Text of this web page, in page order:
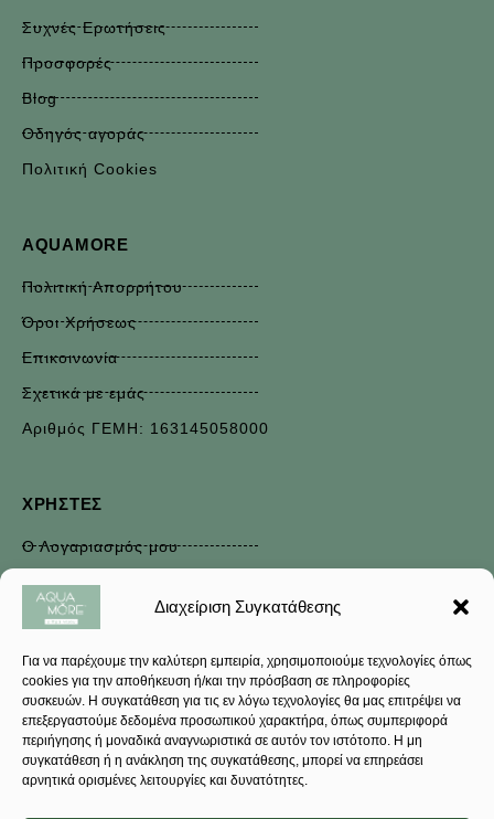
Διαχείριση Συγκατάθεσης
Για να παρέχουμε την καλύτερη εμπειρία, χρησιμοποιούμε τεχνολογίες όπως
cookies για την αποθήκευση ή/και την πρόσβαση σε πληροφορίες
συσκευών. Η συγκατάθεση για τις εν λόγω τεχνολογίες θα μας επιτρέψει να
επεξεργαστούμε δεδομένα προσωπικού χαρακτήρα, όπως συμπεριφορά
περιήγησης ή μοναδικά αναγνωριστικά σε αυτόν τον ιστότοπο. Η μη
συγκατάθεση ή η ανάκληση της συγκατάθεσης, μπορεί να επηρεάσει
αρνητικά ορισμένες λειτουργίες και δυνατότητες.
Συχνές Ερωτήσεις
Προσφορές
Blog
Οδηγός αγοράς
Πολιτική Cookies
AQUAMORE
Πολιτική Απορρήτου
Όροι Χρήσεως
Επικοινωνία
Σχετικά με εμάς
Αριθμός ΓΕΜΗ: 163145058000
ΧΡΉΣΤΕΣ
Ο Λογαριασμός μου
Εξέλιξη παραγγελίας
Τρόποι Πληρωμής
Έξοδα Αποστολής
Επιστροφές
Κάντε εγγραφή στο Newsletter